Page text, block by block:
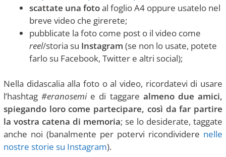
scattate una fotoal foglio A4 oppure usatelo nel
breve video che girerete;
pubblicate la foto come post o il video come
reel/storia su Instagram (se non lo usate, potete
farlo su Facebook, Twitter e altri social);
Nella didascalia alla foto o al video, ricordatevi di usare
l’hashtag#eranosemie di taggare almeno due amici,
spiegando loro come partecipare, così da far partire
la vostra catena di memoria; se lo desiderate, taggate
anche noi (banalmente per potervi ricondividere nelle
nostre storie su Instagram).